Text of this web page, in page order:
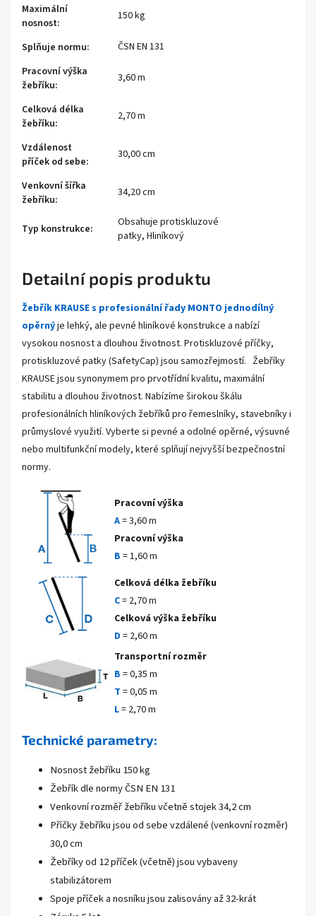
Detailní popis produktu
Žebřík KRAUSE s profesionální řady MONTO jednodílný
opěrnýje lehký, ale pevné hliníkové konstrukce a nabízí
vysokou nosnost a dlouhou životnost. Protiskluzové příčky,
protiskluzové patky (SafetyCap) jsou samozřejmostí. Žebříky
KRAUSE jsou synonymem pro prvotřídní kvalitu, maximální
stabilitu a dlouhou životnost. Nabízíme širokou škálu
profesionálních hliníkových žebříků pro řemeslníky, stavebníky i
průmyslové využití. Vyberte si pevné a odolné opěrné, výsuvné
nebo multifunkční modely, které splňují nejvyšší bezpečnostní
normy.
Pracovní výška
A= 3,60 m
Pracovní výška
B = 1,60 m
Celková délka žebříku
C= 2,70 m
Celková výška žebříku
D = 2,60 m
Transportní rozměr
B =0,35 m
T =0,05 m
L= 2,70 m
Technické parametry:
Nosnost žebříku 150 kg
Žebřík dle normy ČSN EN 131
Venkovní rozměř žebříku včetně stojek 34,2 cm
Příčky žebříku jsou od sebe vzdálené (venkovní rozměr)
30,0 cm
Žebříky od 12 příček (včetně) jsou vybaveny
stabilizátorem
Spoje příček a nosníku jsou zalisovány až 32-krát
Maximální
nosnost:
150 kg
Splňuje normu:
ČSN EN 131
Pracovní výška
žebříku:
3,60 m
Celková délka
žebříku:
2,70 m
Vzdálenost
příček od sebe:
30,00 cm
Venkovní šířka
žebříku:
34,20 cm
Typ konstrukce:
Obsahuje protiskluzové
patky, Hliníkový